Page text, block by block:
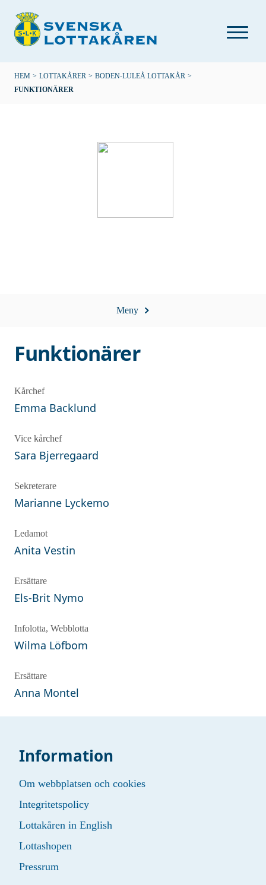
huvudinnehåll
Länkstig
HEM > LOTTAKÅRER > BODEN-LULEÅ LOTTAKÅR >
FUNKTIONÄRER
Meny
Funktionärer
Kårchef
Emma Backlund
Vice kårchef
Sara Bjerregaard
Sekreterare
Marianne Lyckemo
Ledamot
Anita Vestin
Ersättare
Els-Brit Nymo
Infolotta, Webblotta
Wilma Löfbom
Ersättare
Anna Montel
Information
Om webbplatsen och cookies
Integritetspolicy
Lottakåren in English
Lottashopen
Pressrum